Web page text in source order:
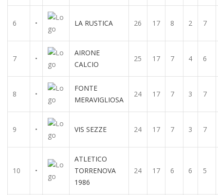
6 • LA RUSTICA 26 17 8 2 7
7 •
AIRONE
CALCIO
25 17 7 4 6
8 •
FONTE
MERAVIGLIOSA
24 17 7 3 7
9 • VIS SEZZE 24 17 7 3 7
10 •
ATLETICO
TORRENOVA
1986
24 17 6 6 5